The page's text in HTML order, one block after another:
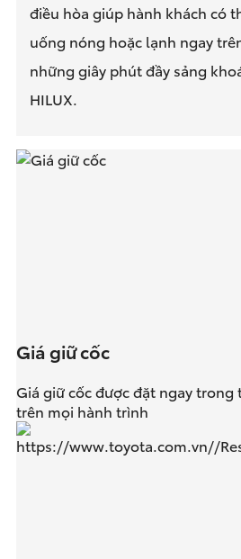
điều hòa giúp hành khách có
uống nóng hoặc lạnh ngay
những giây phút đầy sảng
HILUX.
Giá giữ cốc
Giá giữ cốc được đặt ngay
trên mọi hành trình